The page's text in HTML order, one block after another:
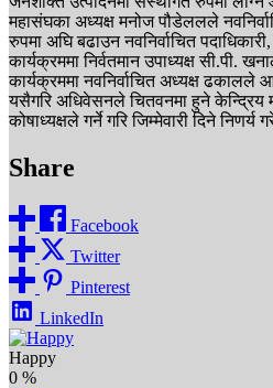
महासंघका अध्यक्ष मनोज पौडेललले
रुपमा अघि बढाउन नवनिर्वाचित
कार्यक्रममा निर्वतमान उपाध्यक्ष सी.पी.
कार्यक्रममा नवनिर्वाचित अध्यक्ष ढकालले
यसैगरि अधिवेसनले चितवनमा हुने केन्द्रिय
कोषाध्यक्षले गर्ने गरि जिम्मेवारी दिने निणर्य
Share
Facebook
Twitter
Pinterest
LinkedIn
Happy
0 %